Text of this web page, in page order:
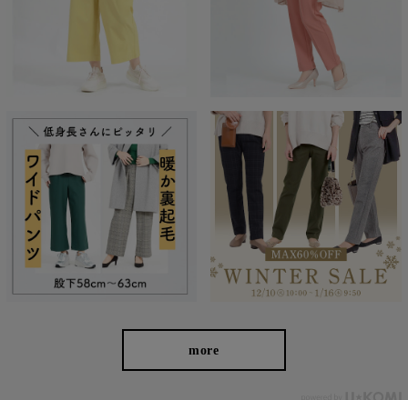
たどり着いたのは上質なストレッチ素材とシルエットから作
られるストレートパンツ。当店のパンツは、年齢にかかわら
ず、女性なら誰もが抱える体型の悩みに寄り添い、 変化し
やすい女性の体形にしっかりフィット、サポート。 長時間
はいていても疲れにくく、キレイと快適を両立します。
繊維のまちで福山で、年54万本のパンツ
を生産
more